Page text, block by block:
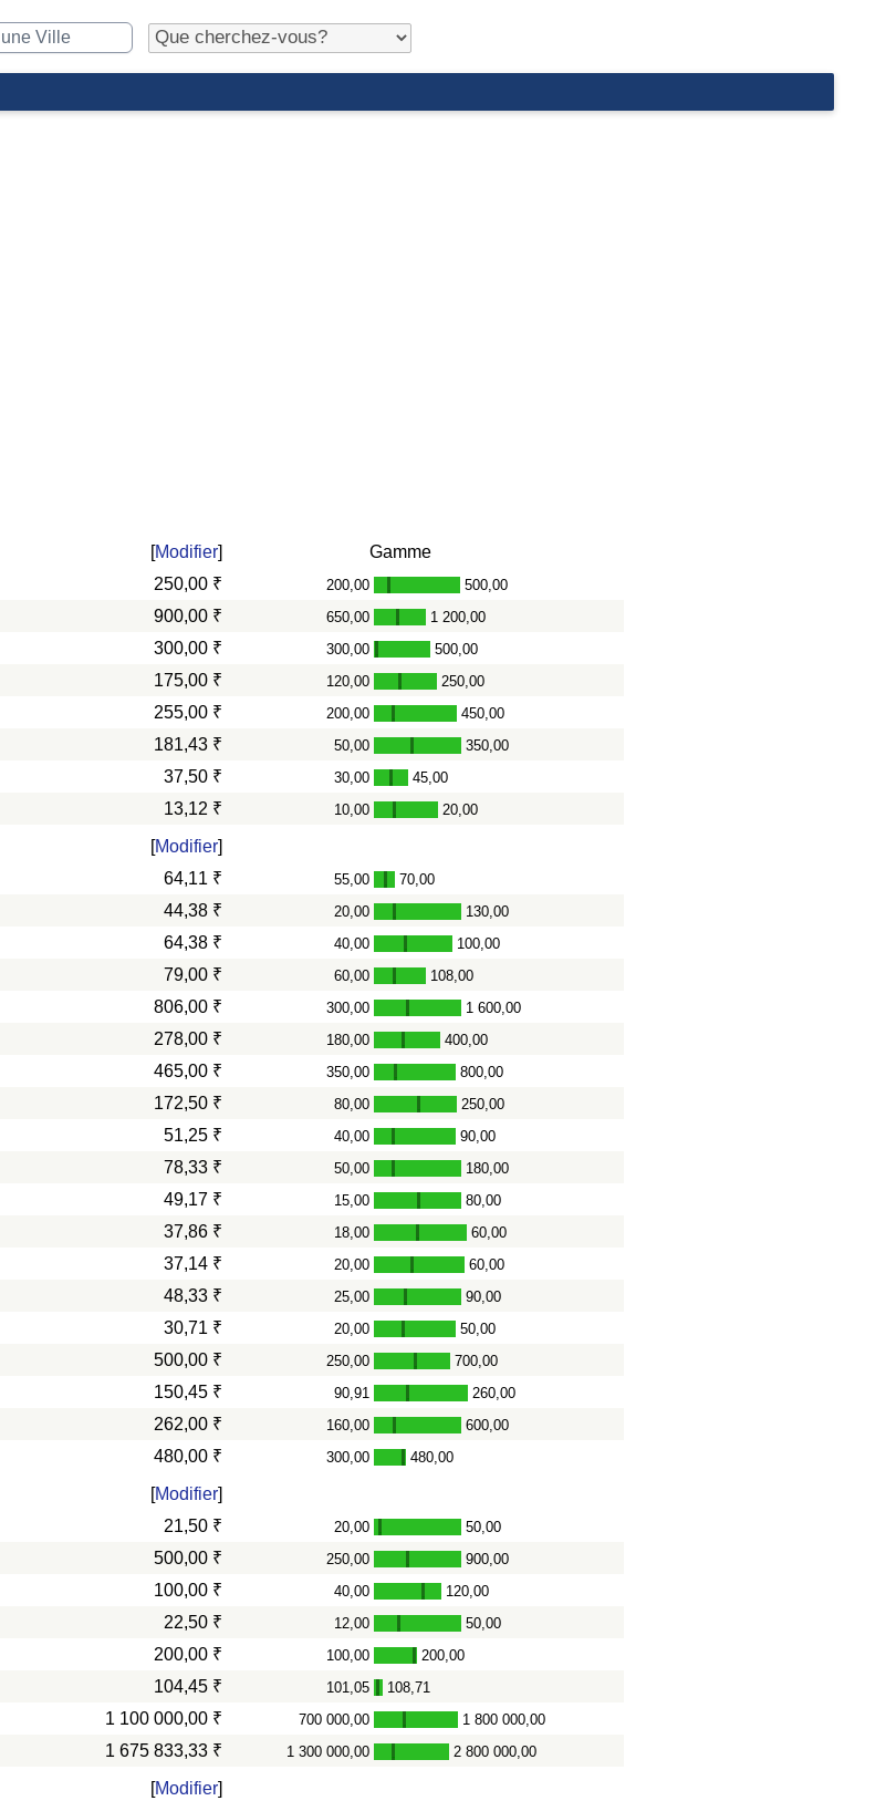
[Modifier]
Gamme
250,00 ₹ 200,00 - 500,00
900,00 ₹ 650,00 - 1 200,00
300,00 ₹ 300,00 - 500,00
175,00 ₹ 120,00 - 250,00
255,00 ₹ 200,00 - 450,00
181,43 ₹ 50,00 - 350,00
37,50 ₹ 30,00 - 45,00
13,12 ₹ 10,00 - 20,00
[Modifier]
64,11 ₹ 55,00 - 70,00
44,38 ₹ 20,00 - 130,00
64,38 ₹ 40,00 - 100,00
79,00 ₹ 60,00 - 108,00
806,00 ₹ 300,00 - 1 600,00
278,00 ₹ 180,00 - 400,00
465,00 ₹ 350,00 - 800,00
172,50 ₹ 80,00 - 250,00
51,25 ₹ 40,00 - 90,00
78,33 ₹ 50,00 - 180,00
49,17 ₹ 15,00 - 80,00
37,86 ₹ 18,00 - 60,00
37,14 ₹ 20,00 - 60,00
48,33 ₹ 25,00 - 90,00
30,71 ₹ 20,00 - 50,00
500,00 ₹ 250,00 - 700,00
150,45 ₹ 90,91 - 260,00
262,00 ₹ 160,00 - 600,00
480,00 ₹ 300,00 - 480,00
[Modifier]
21,50 ₹ 20,00 - 50,00
500,00 ₹ 250,00 - 900,00
100,00 ₹ 40,00 - 120,00
22,50 ₹ 12,00 - 50,00
200,00 ₹ 100,00 - 200,00
104,45 ₹ 101,05 - 108,71
1 100 000,00 ₹ 700 000,00 - 1 800 000,00
1 675 833,33 ₹ 1 300 000,00 - 2 800 000,00
[Modifier]